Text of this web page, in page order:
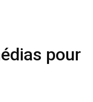
pour